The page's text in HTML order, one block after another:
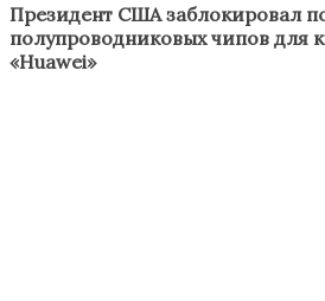
Президент США заблокировал
полупроводниковых чипов для
«Huawei»